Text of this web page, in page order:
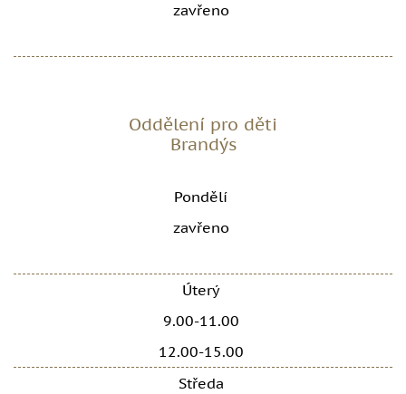
zavřeno
Oddělení pro děti
Brandýs
Pondělí
zavřeno
Úterý
9.00-11.00
12.00-15.00
Středa